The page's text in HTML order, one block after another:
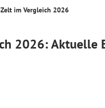
im Vergleich 2026
2026: Aktuelle